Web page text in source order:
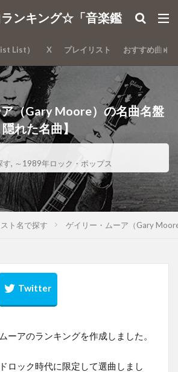
ンキング☆「音楽鑑
List） X プレイリスト おすすめ曲
（Gary Moore）の名曲名盤
れた名曲】
す, ～1989年ロック・ポップス
ト名で探す ゲイリー・ムーア（Gary
ーアのランキングを作成しました。
ロック時代に限定して選曲しまし
検索